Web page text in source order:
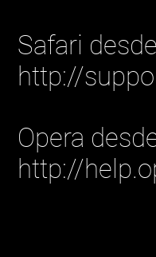
Safari
http://
Opera
http://